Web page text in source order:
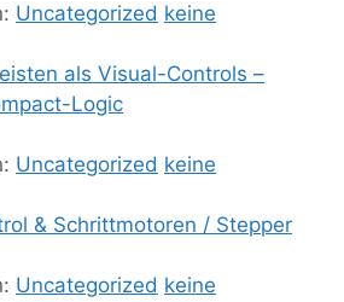
Uncategorized keine
als Visual-Controls –
Logic
Uncategorized keine
& Schrittmotoren / Stepper
Uncategorized keine